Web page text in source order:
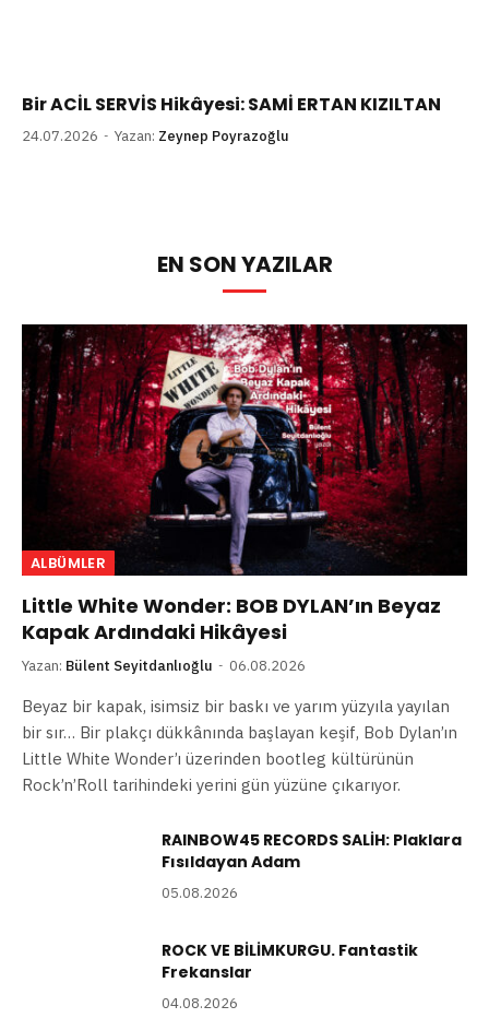
Bir ACİL SERVİS Hikâyesi: SAMİ ERTAN KIZILTAN
24.07.2026 Yazan: Zeynep Poyrazoğlu
EN SON YAZILAR
ALBÜMLER
Little White Wonder: BOB DYLAN’ın Beyaz
Kapak Ardındaki Hikâyesi
Yazan: Bülent Seyitdanlıoğlu 06.08.2026
Beyaz bir kapak, isimsiz bir baskı ve yarım yüzyıla yayılan
bir sır… Bir plakçı dükkânında başlayan keşif, Bob Dylan’ın
Little White Wonder’ı üzerinden bootleg kültürünün
Rock’n’Roll tarihindeki yerini gün yüzüne çıkarıyor.
RAINBOW45 RECORDS SALİH: Plaklara
Fısıldayan Adam
05.08.2026
ROCK VE BİLİMKURGU. Fantastik
Frekanslar
04.08.2026